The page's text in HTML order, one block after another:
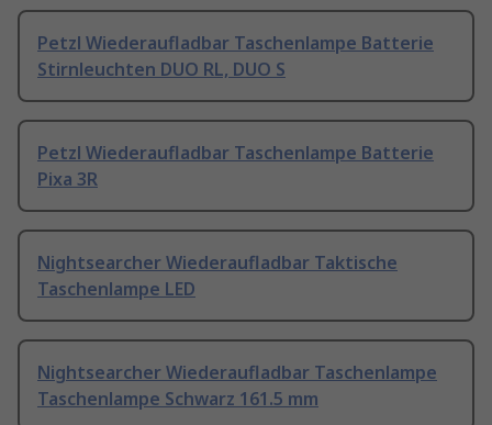
Petzl Wiederaufladbar Taschenlampe Batterie
Stirnleuchten DUO RL, DUO S
Petzl Wiederaufladbar Taschenlampe Batterie
Pixa 3R
Nightsearcher Wiederaufladbar Taktische
Taschenlampe LED
Nightsearcher Wiederaufladbar Taschenlampe
Taschenlampe Schwarz 161.5 mm